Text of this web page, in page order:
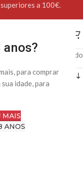
anos?
para comprar
idade, para
MAIS
ANOS
a 100€.
Apenas um resultado